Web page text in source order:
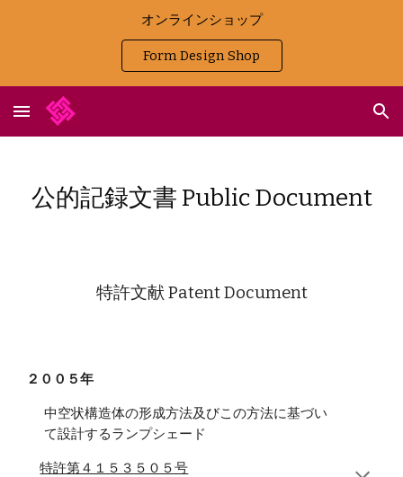
オンラインショップ
Form Design Shop
公的記録文書 Public Document
特許文献 Patent Document
２００５年
中空状構造体の形成方法及びこの方法に基づい
て設計するランプシェード
特許第４１５３５０５号